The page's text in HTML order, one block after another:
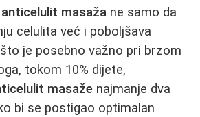
anticelulit masaža ne samo da
celulita već i poboljšava
je posebno važno pri brzom
tokom 10% dijete,
masaže najmanje dva
bi se postigao optimalan